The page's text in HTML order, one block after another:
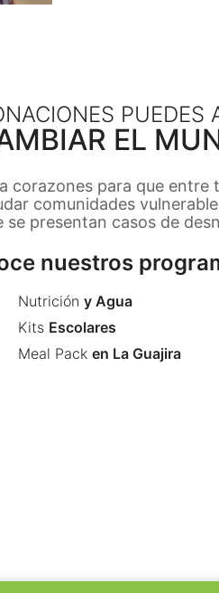
PUEDES
EL
corazones para que entre
comunidades
se presentan casos de
nuestros
Nutrición y Agua
Kits Escolares
Meal Pack en La Guajira